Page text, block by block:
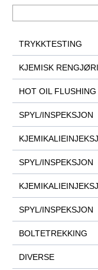
TRYKKTESTING
KJEMISK
HOT OIL FLUSHING
SPYL/INSPEKSJON
SPYL/INSPEKSJON
SPYL/INSPEKSJON
BOLTETREKKING
DIVERSE